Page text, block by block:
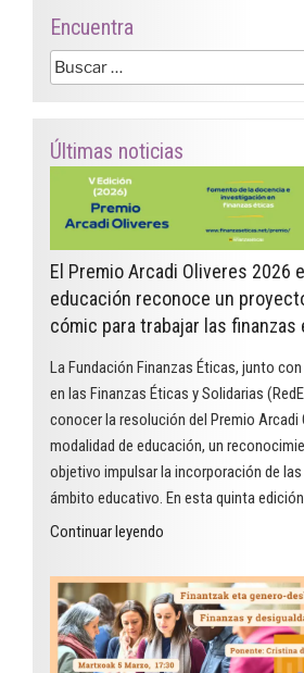
Encuentra
Buscar
por:
Últimas noticias
El Premio Arcadi Oliveres 2026
educación reconoce un
cómic para trabajar las finanzas
La Fundación Finanzas Éticas, junto
en las Finanzas Éticas y Solidarias
conocer la resolución del Premio Arcadi
modalidad de educación, un
objetivo impulsar la incorporación de
ámbito educativo. En esta quinta
Continuar leyendo
Arcadi
Oliveres
2026
en